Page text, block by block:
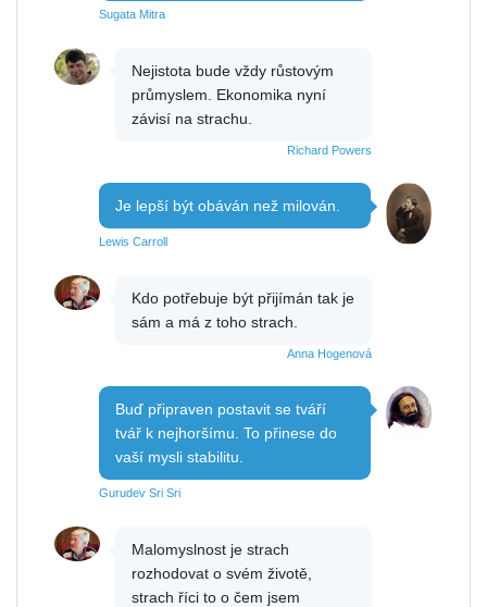
Sugata Mitra
Nejistota bude vždy růstovým
průmyslem. Ekonomika nyní
závisí na strachu.
Richard Powers
Je lepší být obáván než milován.
Lewis Carroll
Kdo potřebuje být přijímán tak je
sám a má z toho strach.
Anna Hogenová
Buď připraven postavit se tváří
tvář k nejhoršímu. To přinese do
vaší mysli stabilitu.
Gurudev Sri Sri
Malomyslnost je strach
rozhodovat o svém životě,
strach říci to o čem jsem